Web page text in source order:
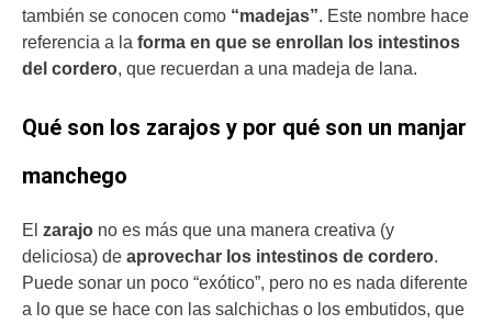
también se conocen como “madejas”. Este nombre hace
referencia a la forma en que se enrollan los intestinos
del cordero, que recuerdan a una madeja de lana.
Qué son los zarajos y por qué son un manjar
manchego
El zarajo no es más que una manera creativa (y
deliciosa) de aprovechar los intestinos de cordero.
Puede sonar un poco “exótico”, pero no es nada diferente
a lo que se hace con las salchichas o los embutidos, que